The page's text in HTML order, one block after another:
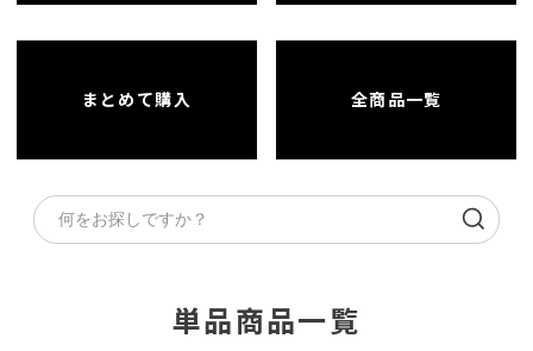
まとめて購入 全商品一覧
単品商品一覧